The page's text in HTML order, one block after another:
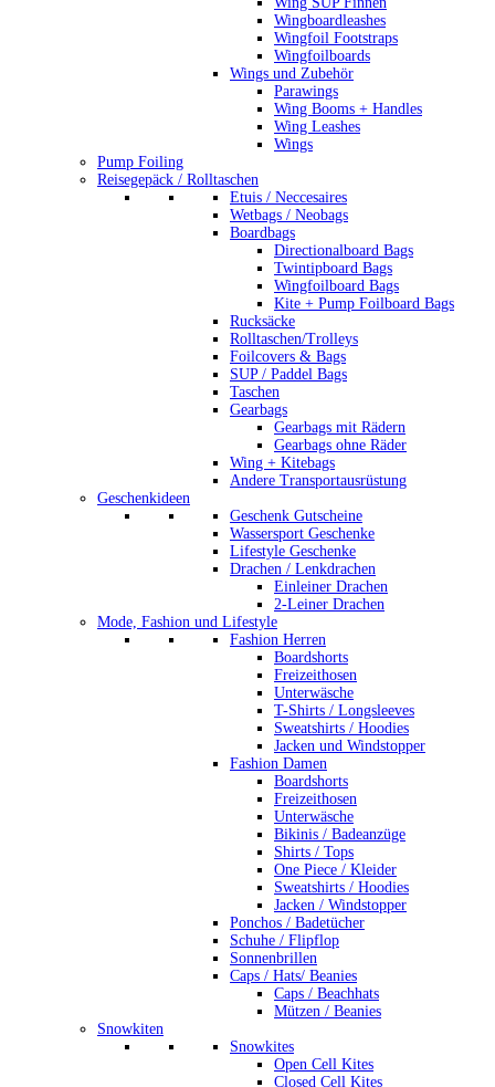
Wingboardleashes
Wingfoil Footstraps
Wingfoilboards
Wings und Zubehör
Parawings
Wing Booms + Handles
Wing Leashes
Wings
Pump Foiling
Reisegepäck / Rolltaschen
Etuis / Neccesaires
Wetbags / Neobags
Boardbags
Directionalboard Bags
Twintipboard Bags
Wingfoilboard Bags
Kite + Pump Foilboard Bags
Rucksäcke
Rolltaschen/Trolleys
Foilcovers & Bags
SUP / Paddel Bags
Taschen
Gearbags
Gearbags mit Rädern
Gearbags ohne Räder
Wing + Kitebags
Andere Transportausrüstung
Geschenkideen
Geschenk Gutscheine
Wassersport Geschenke
Lifestyle Geschenke
Drachen / Lenkdrachen
Einleiner Drachen
2-Leiner Drachen
Mode, Fashion und Lifestyle
Fashion Herren
Boardshorts
Freizeithosen
Unterwäsche
T-Shirts / Longsleeves
Sweatshirts / Hoodies
Jacken und Windstopper
Fashion Damen
Boardshorts
Freizeithosen
Unterwäsche
Bikinis / Badeanzüge
Shirts / Tops
One Piece / Kleider
Sweatshirts / Hoodies
Jacken / Windstopper
Ponchos / Badetücher
Schuhe / Flipflop
Sonnenbrillen
Caps / Hats/ Beanies
Caps / Beachhats
Mützen / Beanies
Snowkiten
Snowkites
Open Cell Kites
Closed Cell Kites